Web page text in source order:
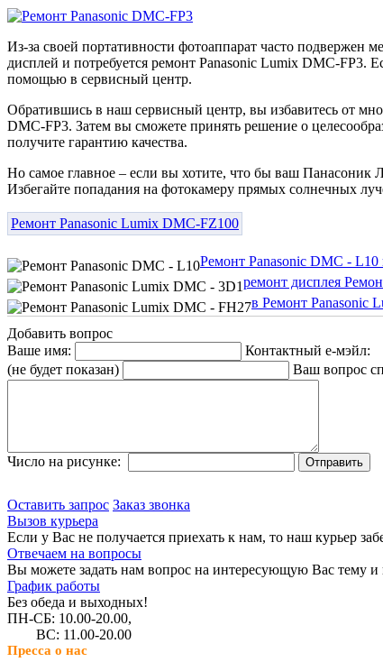
Из-за своей портативности фотоаппарат часто подвержен
дисплей и потребуется ремонт Panasonic Lumix DMC-FP3.
помощью в сервисный центр.
Обратившись в наш сервисный центр, вы избавитесь от
DMC-FP3. Затем вы сможете принять решение о
получите гарантию качества.
Но самое главное – если вы хотите, что бы ваш Панасоник
Избегайте попадания на фотокамеру прямых солнечных
Ремонт Panasonic Lumix DMC-FZ100
Ремонт Panasonic DMC - L10
ремонт дисплея
в Ремонт Panasonic
Добавить вопрос
Ваше имя:
Контактный е-мэйл:
(не будет показан)
Ваш вопрос
Число на рисунке:
Оставить запрос Заказ звонка
Вызов курьера
Если у Вас не получается приехать к нам, то наш курьер
Отвечаем на вопросы
Вы можете задать нам вопрос на интересующую Вас тему и
График работы
Без обеда и выходных!
ПН-СБ: 10.00-20.00,
ВС: 11.00-20.00
Пресса о нас